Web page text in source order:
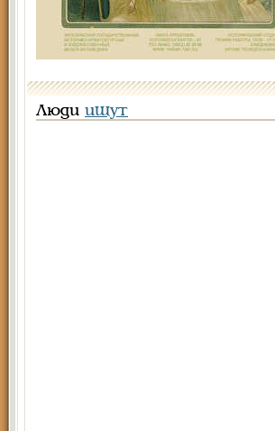
Люди ищут